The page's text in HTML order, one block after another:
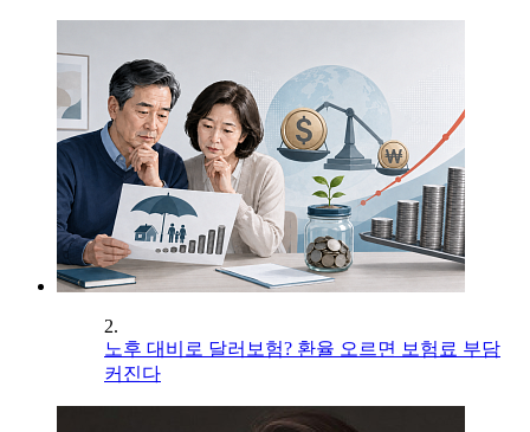
2.
노후 대비로 달러보험? 환율 오르면 보험료 부담
커진다